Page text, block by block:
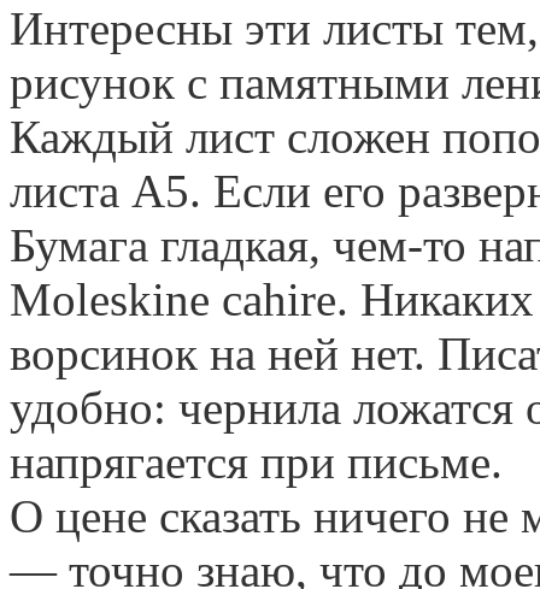
Интересны эти листы
рисунок с памятными
Каждый лист сложен
листа А5. Если его
Бумага гладкая, чем-то
Moleskine cahire.
ворсинок на ней нет.
удобно: чернила ложатся
напрягается при письме.
О цене сказать ничего
— точно знаю, что до